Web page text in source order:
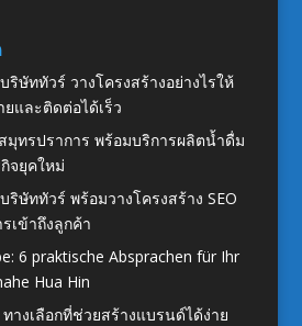
ริษัททัวร์ วางโครงสร้างอย่างไรให้
และติดต่อได้เร็ว
มุทรปราการ พร้อมบริการผลิตน้ำดื่ม
จยุคใหม่
ริษัททัวร์ พร้อมวางโครงสร้าง SEO
เข้าถึงลูกค้า
6 praktische Absprachen für Ihr
Hua Hin
างเลือกที่ช่วยสร้างแบรนด์ได้ง่าย